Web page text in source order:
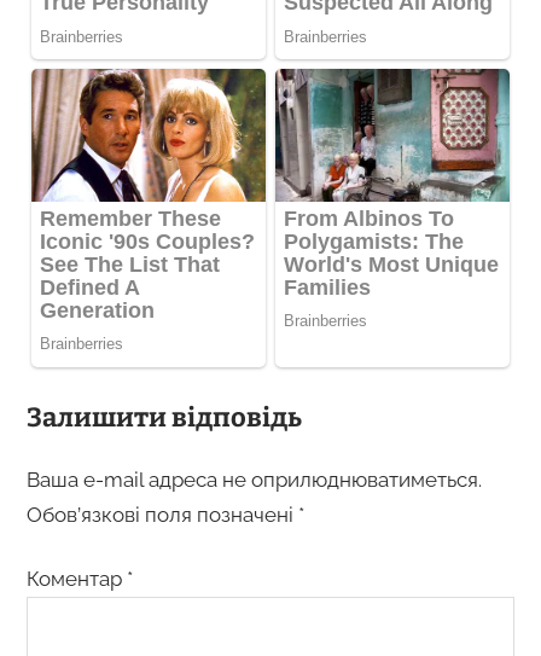
Залишити відповідь
Ваша e-mail адреса не оприлюднюватиметься.
Обов’язкові поля позначені *
Коментар *